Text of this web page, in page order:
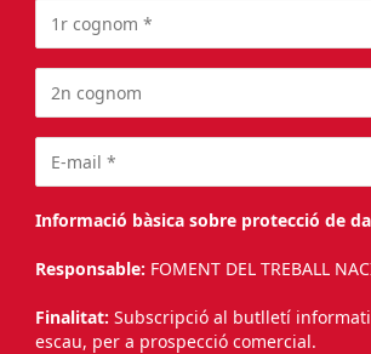
Informació bàsica sobre protecció de
Responsable: FOMENT DEL TREBALL
Finalitat: Subscripció al butlletí
escau, per a prospecció comercial.